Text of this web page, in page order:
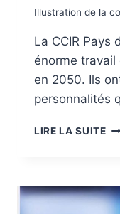
Illustration de la
La CCIR Pays
énorme
en 2050. Ils
personnalités
LIRE LA SUITE